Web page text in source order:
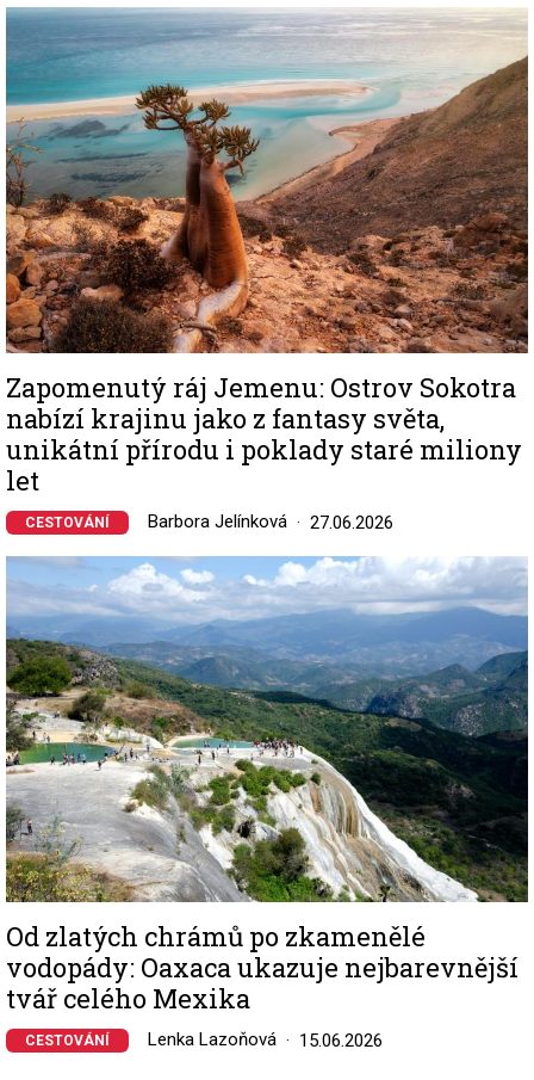
Image
Zapomenutý ráj Jemenu: Ostrov Sokotra
nabízí krajinu jako z fantasy světa,
unikátní přírodu i poklady staré miliony
let
CESTOVÁNÍ Barbora Jelínková 27.06.2026
Od zlatých chrámů po zkamenělé
vodopády: Oaxaca ukazuje nejbarevnější
tvář celého Mexika
CESTOVÁNÍ Lenka Lazoňová 15.06.2026